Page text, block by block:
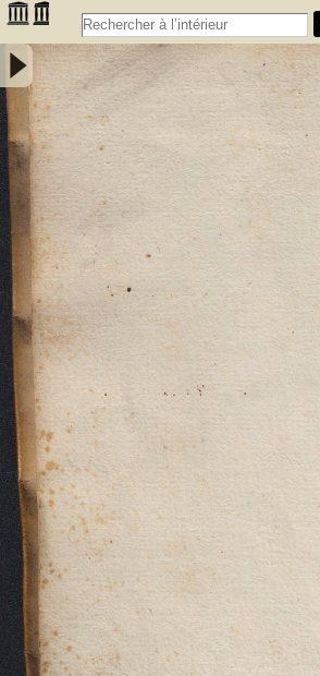
Praxis visitatorum ac visitandorum et
omnium & quarumcumque ecclesiarum
monialium, piorum locorum et personarum.
Resta Messapiense episcopo Andrien -
(Évêque ; 1...-1597). Auteur